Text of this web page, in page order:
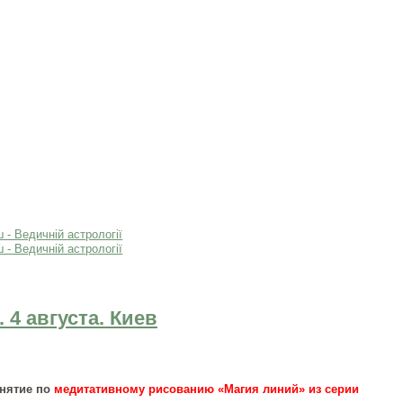
августа. Киев
помедитативному рисованию «Магия линий» из серии